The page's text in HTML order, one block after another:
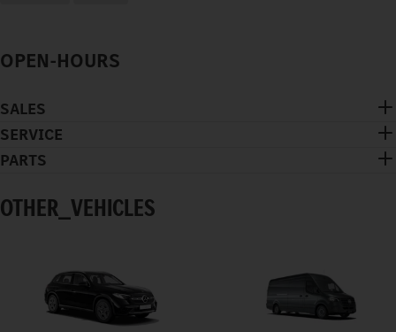
OPEN-HOURS
SALES
SERVICE
PARTS
OTHER_VEHICLES